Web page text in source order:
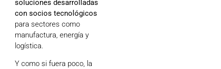
soluciones desarrolladas
con socios tecnológicos
para sectores como
manufactura, energía y
logística.
Y como si fuera poco, la